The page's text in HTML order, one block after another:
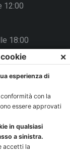
12:00
18:00
da via
×
esperienza di
con la
essere approvati
in qualsiasi
a sinistra.
accetti la